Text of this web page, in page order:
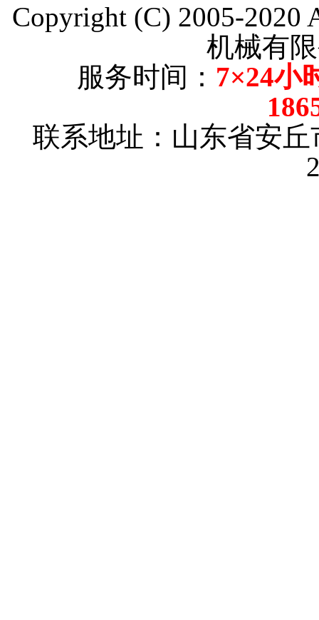
Copyright (C) 2005-2020
机械有
服务时间： 7×24小
联系地址：山东省安